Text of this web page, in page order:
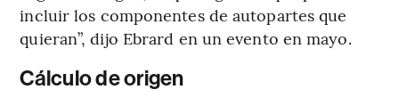
incluir los componentes de autopartes que
quieran”, dijo Ebrard en un evento en mayo.
Cálculo de origen